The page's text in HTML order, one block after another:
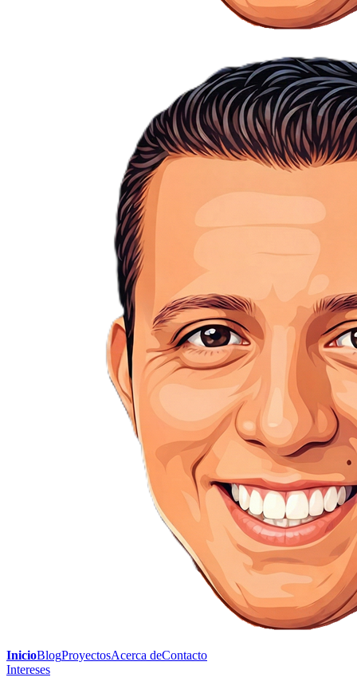
InicioBlogProyectosAcerca deContacto
Intereses